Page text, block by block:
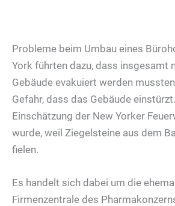
Probleme beim Umbau eines
York führten dazu, dass insgesamt
Gebäude evakuiert werden
Gefahr, dass das Gebäude
Einschätzung der New Yorker
wurde, weil Ziegelsteine aus dem
fielen.
Es handelt sich dabei um die
Firmenzentrale des